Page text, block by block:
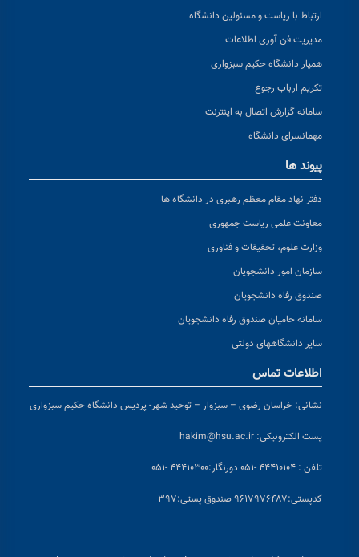
ارتباط با ریاست و مسئولین دانشگاه
مدیریت فن آوری اطلاعات
همیار دانشگاه حکیم سبزواری
تکریم ارباب رجوع
سامانه گزارش اتصال به اینترنت
مهمانسرای دانشگاه
پیوند ها
دفتر نهاد مقام معظم رهبری در دانشگاه ها
معاونت علمی ریاست جمهوری
وزارت علوم، تحقیقات و فناوری
سازمان امور دانشجویان
صندوق رفاه دانشجویان
سامانه حامیان صندوق رفاه دانشجویان
سایر دانشگاههای دولتی
اطلاعات تماس
نشانی: خراسان رضوی – سبزوار – توحید شهر- پردیس دانشگاه حکیم سبزواری
پست الکترونیکی: hakim@hsu.ac.ir
تلفن : ۴۴۴۱۰۱۰۴ -۰۵۱ دورنگار:۴۴۴۱۰۳۰۰ -۰۵۱
کدپستی:۹۶۱۷۹۷۶۴۸۷ صندوق پستی:۳۹۷